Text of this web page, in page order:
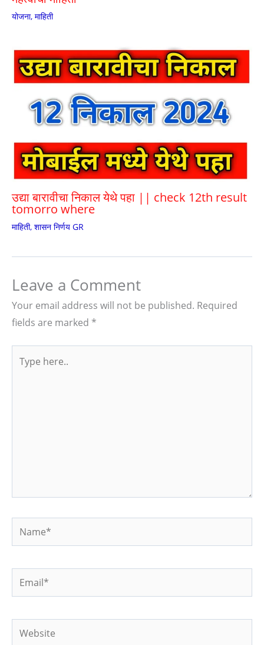
योजना, माहिती
उद्या बारावीचा निकाल येथे पहा || check 12th result
tomorro where
माहिती, शासन निर्णय GR
Leave a Comment
Your email address will not be published. Required
fields are marked *
here..
Name*
Email*
Website